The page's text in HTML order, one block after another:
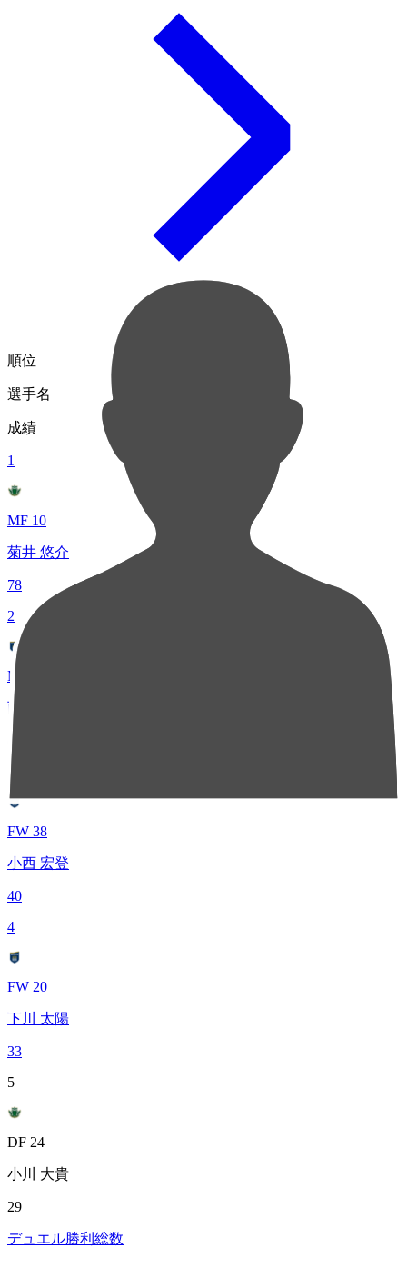
順位
選手名
成績
1
MF 10
菊井 悠介
78
2
MF 7
西村 恭史
48
3
FW 38
小西 宏登
40
4
FW 20
下川 太陽
33
5
DF 24
小川 大貴
29
デュエル勝利総数